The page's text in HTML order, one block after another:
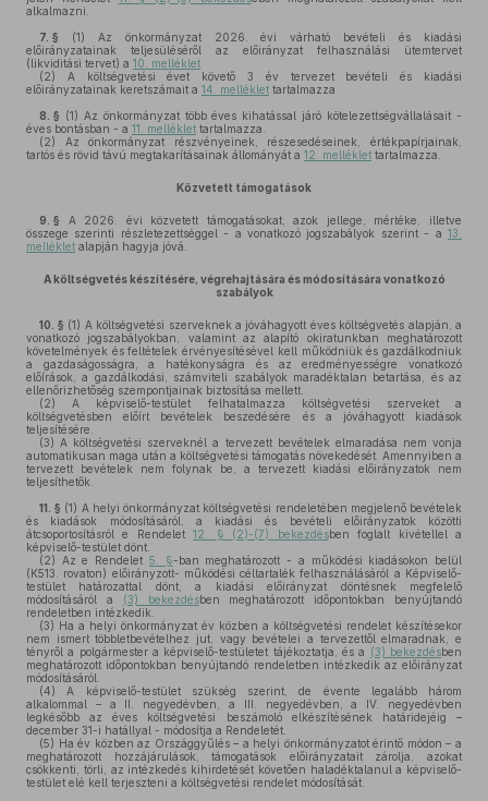
alkalmazni.
7. § (1) Az önkormányzat 2026. évi várható bevételi és kiadási
előirányzatainak teljesüléséről az előirányzat felhasználási ütemtervet
(likviditási tervet) a 10. melléklet
(2) A költségvetési évet követő 3 év tervezet bevételi és kiadási
előirányzatainak keretszámait a 14. melléklet tartalmazza
8. § (1) Az önkormányzat több éves kihatással járó kötelezettségvállalásait -
éves bontásban - a 11. melléklet tartalmazza.
(2) Az önkormányzat részvényeinek, részesedéseinek, értékpapírjainak,
tartós és rövid távú megtakarításainak állományát a 12. melléklet tartalmazza.
Közvetett támogatások
9. § A 2026. évi közvetett támogatásokat, azok jellege, mértéke, illetve
összege szerinti részletezettséggel - a vonatkozó jogszabályok szerint - a 13.
melléklet alapján hagyja jóvá.
A költségvetés készítésére, végrehajtására és módosítására vonatkozó
szabályok
10. § (1) A költségvetési szerveknek a jóváhagyott éves költségvetés alapján, a
vonatkozó jogszabályokban, valamint az alapító okiratunkban meghatározott
követelmények és feltételek érvényesítésével kell működniük és gazdálkodniuk
a gazdaságosságra, a hatékonyságra és az eredményességre vonatkozó
előírások, a gazdálkodási, számviteli szabályok maradéktalan betartása, és az
ellenőrizhetőség szempontjainak biztosítása mellett.
(2) A képviselő-testület felhatalmazza költségvetési szerveket a
költségvetésben előírt bevételek beszedésére és a jóváhagyott kiadások
teljesítésére.
(3) A költségvetési szerveknél a tervezett bevételek elmaradása nem vonja
automatikusan maga után a költségvetési támogatás növekedését. Amennyiben a
tervezett bevételek nem folynak be, a tervezett kiadási előirányzatok nem
teljesíthetők.
11. § (1) A helyi önkormányzat költségvetési rendeletében megjelenő bevételek
és kiadások módosításáról, a kiadási és bevételi előirányzatok közötti
átcsoportosításról e Rendelet12. § (2)-(7) bekezdésben foglalt kivétellel a
képviselő-testület dönt.
(2) Az e Rendelet 5. §-ban meghatározott - a működési kiadásokon belül
(K513. rovaton) előirányzott- működési céltartalék felhasználásáról a Képviselő-
testület határozattal dönt, a kiadási előirányzat döntésnek megfelelő
módosításáról a
(3) bekezdésben meghatározott időpontokban benyújtandó
rendeletben intézkedik.
(3) Ha a helyi önkormányzat év közben a költségvetési rendelet készítésekor
nem ismert többletbevételhez jut, vagy bevételei a tervezettől elmaradnak, e
tényről a polgármester a képviselő-testületet tájékoztatja, és a (3) bekezdésben
meghatározott időpontokban benyújtandó rendeletben intézkedik az előirányzat
módosításáról.
(4) A képviselő-testület szükség szerint, de évente legalább három
alkalommal – a II. negyedévben, a III. negyedévben, a IV. negyedévben
legkésőbb az éves költségvetési beszámoló elkészítésének határidejéig –
december 31-i hatállyal - módosítja a Rendeletét.
(5) Ha év közben az Országgyűlés – a helyi önkormányzatot érintő módon – a
meghatározott hozzájárulások, támogatások előirányzatait zárolja, azokat
csökkenti, törli, az intézkedés kihirdetését követően haladéktalanul a képviselő-
testület elé kell terjeszteni a költségvetési rendelet módosítását.